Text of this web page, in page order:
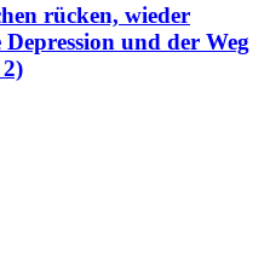
rücken, wieder
und der Weg